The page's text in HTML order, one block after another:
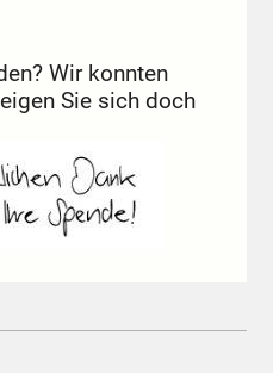
Wir konnten
Sie sich doch